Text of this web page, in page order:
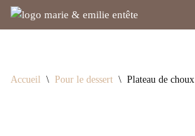
Accueil \ Pour le dessert \ Plateau de choux